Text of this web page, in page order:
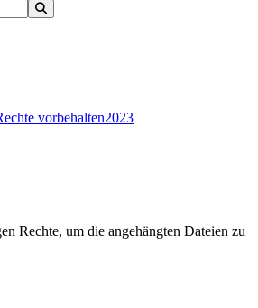
vorbehalten2023
Rechte, um die angehängten Dateien zu